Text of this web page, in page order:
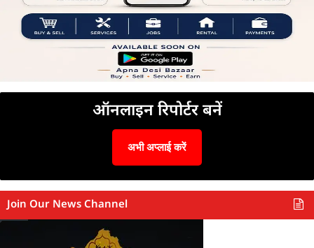
ऑनलाइन रिपोर्टर बनें
अभी अप्लाई करें
Join Our News Channel